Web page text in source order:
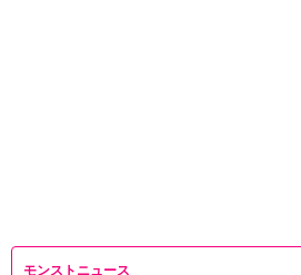
モンストニュース